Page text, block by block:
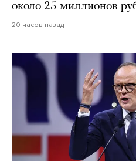
около 25 миллионов
20 часов назад